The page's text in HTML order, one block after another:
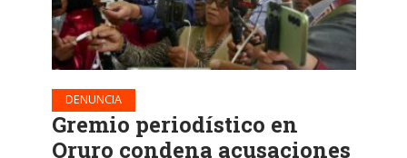
DENUNCIA
Gremio periodístico en
Oruro condena acusaciones